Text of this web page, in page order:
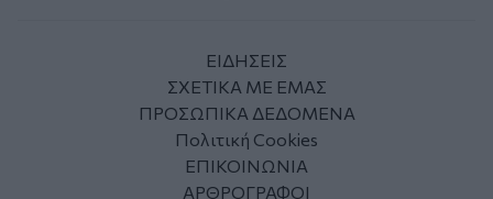
ΕΙΔΗΣΕΙΣ
ΣΧΕΤΙΚΑ ΜΕ ΕΜΑΣ
ΠΡΟΣΩΠΙΚΑ ΔΕΔΟΜΕΝΑ
Πολιτική Cookies
ΕΠΙΚΟΙΝΩΝΙΑ
ΑΡΘΡΟΓΡΑΦΟΙ